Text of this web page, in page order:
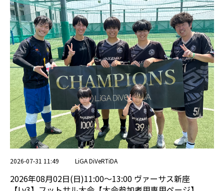
切り替え・カウンターがとても印象的なチームでした✨ 【タケ
ル・マドリード】 球際の強さと寄せの速さは目を見張るものが
ありました🔥チーム内の雰囲気も良く、仲の良さがこちらにも伝
わってきました！ 【チームいちあ】 個々の技術が高く、綺麗な
パス回しがとても印象的でした✨ロングパスの精度も素晴らしか
ったです！ 【駒沢階段下】 サイド突破からの決定機を作る場面
が多くありました✨全員が体を張る素晴らしいチームでした！！
見事優勝したのは、【チームいちあ】さんです！！おめでとうご
ざいます🎉 TSACE タケル・マドリード チームいちあ 駒沢階段
下 勝点 得失点差 総得点 総失点 順位 TSACE ＊ 1 . 1-0 5 . 1-1 4 . 0-
0 5 1 2 1 2 タケル・マドリード 1 . 0-1 ＊ 3 . 0-2 6 . 2-0 3 -1 2 3 3
チームいちあ 5 . 1-1 3 . 2-0 ＊ 2 . 1-0 7 3 4 1 1 駒沢階段下 4 . 0-0 6
. 0-2 2 . 0-1 ＊ 1 -3 0 3 4 3位決定戦 予選リーグ3位 タケル・マド
リード 7 1 - 1 予選リーグ4位 駒沢階段下 決勝戦 予選リーグ1位
チームいちあ 8 1 - 1 予選リーグ2位 TSACE
2026-07-31 11:49 LiGA DiVeRTiDA
2026年08月02日(日)11:00〜13:00 ヴァーサス新座